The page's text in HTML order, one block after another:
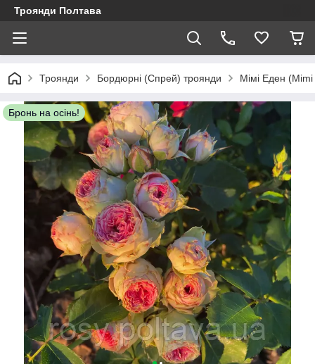
Троянди Полтава
Троянди Бордюрні (Спрей) троянди Мімі Еден
Бронь на осінь!